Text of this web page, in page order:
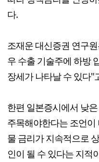
다.
조재운 대신증권 연구
우 수출 기술주에 하방
장세가 나타날 수 있다"
한편 일본증시에서 낮
주목해야한다는 조언이
물 금리가 지속적으로
인이 될 수 있다는 지적